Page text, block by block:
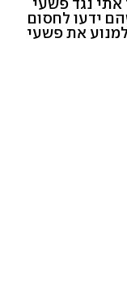
ידעו לחסום
למנוע את פשעי